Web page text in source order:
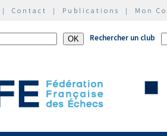
| Contact | Publications | Mon
Rechercher un club